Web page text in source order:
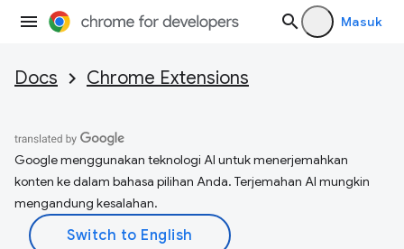
Masuk
Docs Chrome Extensions
Google menggunakan teknologi AI untuk menerjemahkan
konten ke dalam bahasa pilihan Anda. Terjemahan AI mungkin
mengandung kesalahan.